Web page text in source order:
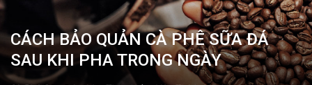
CÁCH BẢO QUẢN CÀ PHÊ SỮA ĐÁ
SAU KHI PHA TRONG NGÀY